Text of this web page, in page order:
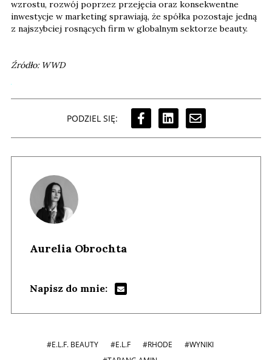
wzrostu, rozwój poprzez przejęcia oraz konsekwentne
inwestycje w marketing sprawiają, że spółka pozostaje jedną
z najszybciej rosnących firm w globalnym sektorze beauty.
Źródło: WWD
PODZIEL SIĘ:
Aurelia Obrochta
Napisz do mnie:
#E.L.F. BEAUTY #E.L.F #RHODE
#WYNIKI